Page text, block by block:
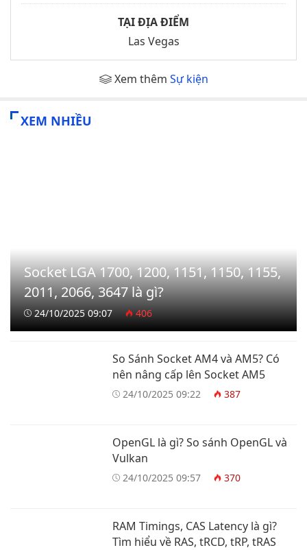
TẠI ĐỊA ĐIỂM
Las Vegas
Xem thêm Sự kiện
XEM NHIỀU
Socket LGA 1700, 1200, 1151, 1150, 1155,
2011, 2066, 3647 là gì?
24/10/2025 09:07 406
So Sánh Socket AM4 và AM5? Có
nên nâng cấp lên Socket AM5
24/10/2025 09:22 387
OpenGL là gì? So sánh OpenGL và
Vulkan
24/10/2025 09:57 370
RAM Timings, CAS Latency là gì?
Tìm hiểu về RAS, tRCD, tRP, tRAS